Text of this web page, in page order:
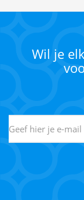
Wil je